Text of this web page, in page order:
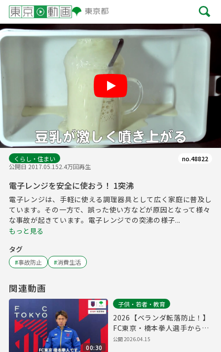
Play
くらし・住まい
公開日 2017.05.152.4万回再生
no.48822
電子レンジを安全に使おう！ 1突沸
電子レンジは、手軽に使える調理器具として広く家庭に普及し
ています。その一方で、誤った使い方などが原因となって様々
な事故が起きています。電子レンジでの突沸の様子...
もっと見る
タグ
#事故防止 #消費生活
関連動画
00:30
子供・若者・教育
2026【ベランダ転落防止！】
FC東京・橋本拳人選手からの
メッセージ
公開2026.04.15